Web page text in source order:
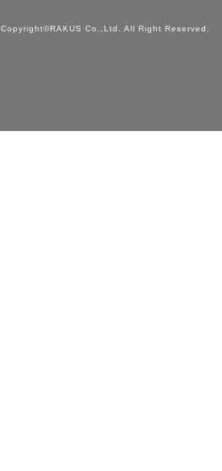
Copyright©RAKUS Co.,Ltd. All Right Reserved.